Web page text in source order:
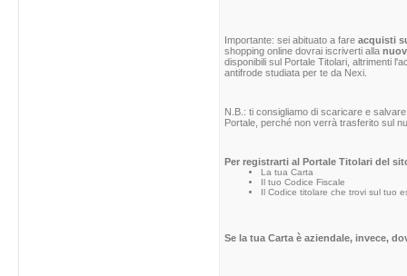
Importante: sei abituato a fare acquisti
shopping online dovrai iscriverti alla
disponibili sul Portale Titolari, altrimenti
antifrode studiata per te da Nexi.
N.B.: ti consigliamo di scaricare e
Portale, perché non verrà trasferito sul
Per registrarti al Portale Titolari del
La tua Carta
Il tuo Codice Fiscale
Il Codice titolare che trovi sul tuo
Se la tua Carta è aziendale, invece,